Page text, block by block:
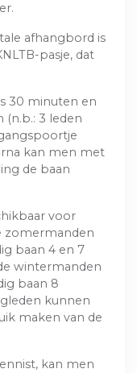
afhangbord is
pasje, dat
30 minuten en
3 leden
kan men met
de baan
voor
zomermanden
baan 4 en 7
wintermanden
baan 8
kunnen
maken van de
kan men